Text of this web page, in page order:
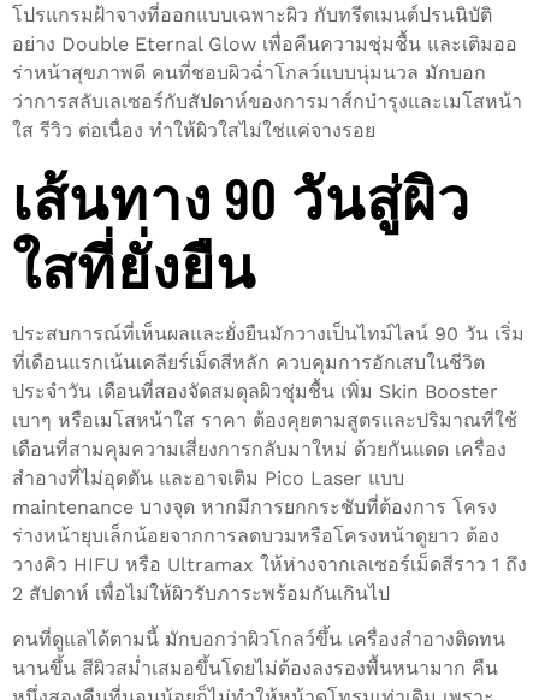
โปรแกรมฝ้าจางที่ออกแบบเฉพาะผิว กับทรีตเมนต์ปรนนิบัติ
อย่าง Double Eternal Glow เพื่อคืนความชุ่มชื้น และเติมออ
ร่าหน้าสุขภาพดี คนที่ชอบผิวฉ่ำโกลว์แบบนุ่มนวล มักบอก
ว่าการสลับเลเซอร์กับสัปดาห์ของการมาส์กบำรุงและเมโสหน้า
ใส รีวิว ต่อเนื่อง ทำให้ผิวใสไม่ใช่แค่จางรอย
เส้นทาง 90 วันสู่ผิว
ใสที่ยั่งยืน
ประสบการณ์ที่เห็นผลและยั่งยืนมักวางเป็นไทม์ไลน์ 90 วัน เริ่ม
ที่เดือนแรกเน้นเคลียร์เม็ดสีหลัก ควบคุมการอักเสบในชีวิต
ประจำวัน เดือนที่สองจัดสมดุลผิวชุ่มชื้น เพิ่ม Skin Booster
เบาๆ หรือเมโสหน้าใส ราคา ต้องคุยตามสูตรและปริมาณที่ใช้
เดือนที่สามคุมความเสี่ยงการกลับมาใหม่ ด้วยกันแดด เครื่อง
สำอางที่ไม่อุดตัน และอาจเติม Pico Laser แบบ
maintenance บางจุด หากมีการยกกระชับที่ต้องการ โครง
ร่างหน้ายุบเล็กน้อยจากการลดบวมหรือโครงหน้าดูยาว ต้อง
วางคิว HIFU หรือ Ultramax ให้ห่างจากเลเซอร์เม็ดสีราว 1 ถึง
2 สัปดาห์ เพื่อไม่ให้ผิวรับภาระพร้อมกันเกินไป
คนที่ดูแลได้ตามนี้ มักบอกว่าผิวโกลว์ขึ้น เครื่องสำอางติดทน
นานขึ้น สีผิวสม่ำเสมอขึ้นโดยไม่ต้องลงรองพื้นหนามาก คืน